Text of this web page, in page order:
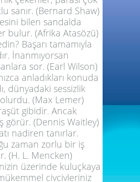
sanır. (Bernard Shaw)
bilen sandalda
bulur. (Afrika Atasözü)
Başarı tamamıyla
İnanmıyorsan
sor. (Earl Wilson)
anladıkları konuda
dünyadaki sessizlik
(Max Lemer)
gibidir. Ancak
görür. (Dennis Waitley)
nadiren tanırlar.
zaman zorlu bir iş
(H. L. Mencken)
üzerinde kuluçkaya
civcivleriniz